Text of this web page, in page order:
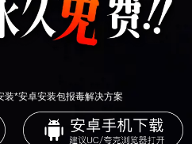
*安卓安装包报毒解决方案